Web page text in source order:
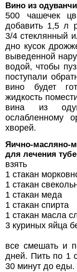
Вино из
500 чашечек
добавить 1,5 л
3/4 стеклянный
дно кусок
выведенной
водой, чтобы
поступали
вино будет
жидкость
вина из
ослабленному
хворей.
Яично-масляно-
для лечения
взять
1 стакан
1 стакан
1 стакан меда
1 стакан спирта
1 стакан масла
3 куриных яйца
все смешать и
дней. Пить по 1
30 минут до еды.